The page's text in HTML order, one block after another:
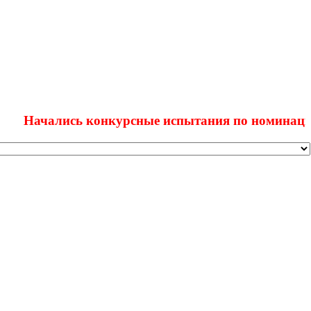
конкурсные испытания по номинациям